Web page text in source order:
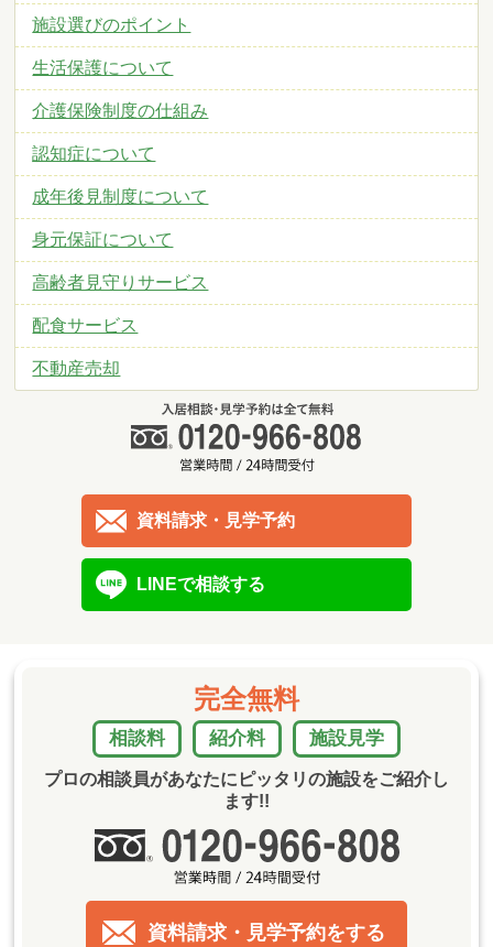
施設選びのポイント
生活保護について
介護保険制度の仕組み
認知症について
成年後見制度について
身元保証について
高齢者見守りサービス
配食サービス
不動産売却
資料請求・見学予約
LINEで相談する
完全無料
相談料 紹介料 施設見学
プロの相談員があなたにピッタリの施設をご紹介し
ます!!
資料請求・見学予約をする